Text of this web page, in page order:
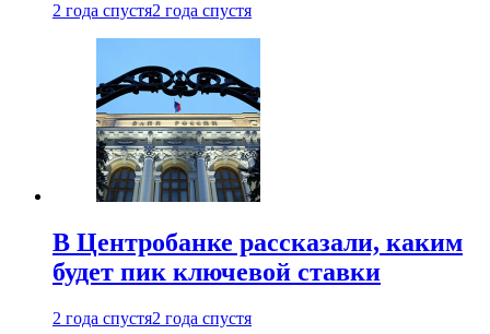
2 года спустя2 года спустя
В Центробанке рассказали, каким
будет пик ключевой ставки
2 года спустя2 года спустя